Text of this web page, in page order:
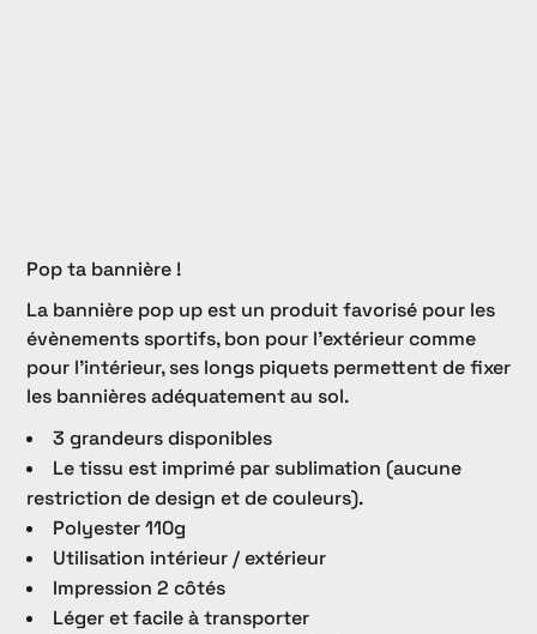
Pop ta bannière !
La bannière pop up est un produit favorisé pour les
évènements sportifs, bon pour l'extérieur comme
pour l'intérieur, ses longs piquets permettent de fixer
les bannières adéquatement au sol.
3 grandeurs disponibles
Le tissu est imprimé par sublimation (aucune
restriction de design et de couleurs).
Polyester 110g
Utilisation intérieur / extérieur
Impression 2 côtés
Léger et facile à transporter